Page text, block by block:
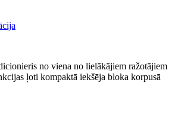
no viena no lielākājiem ražotājiem
ļoti kompaktā iekšēja bloka korpusā